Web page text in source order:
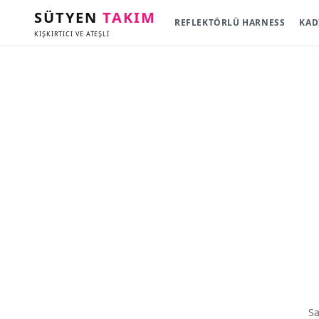
SÜTYEN TAKIM
KIŞKIRTICI VE ATEŞLİ
REFLEKTÖRLÜ HARNESS